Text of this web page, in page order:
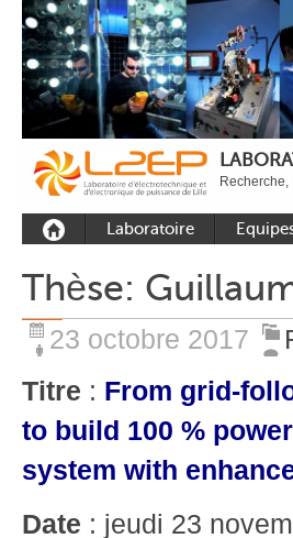
Recherche,
Laboratoire
Outils et moyens
expérimentaux
Plateformes
Rayonnement
Recrutement
Equipe
Equipe
Thèse:
23 octobre 2017
Titre : From grid-
to build 100 %
system with
Date : jeudi 23